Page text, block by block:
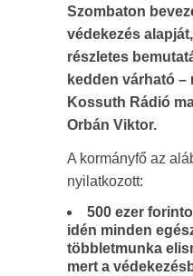
Szombaton
védekezés
részletes
kedden várható –
Kossuth Rádió
Orbán Viktor.
A kormányfő az
nyilatkozott:
500 ezer
idén minden
többletmunka
mert a